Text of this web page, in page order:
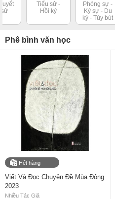
sử
Tiểu sử -
Hồi ký
Phóng sự -
Ký sự - Du
ký - Tùy bút
Phê bình văn học
Hết hàng
Viết Và Đọc Chuyên Đề Mùa Đông
2023
Nhiều Tác Giả